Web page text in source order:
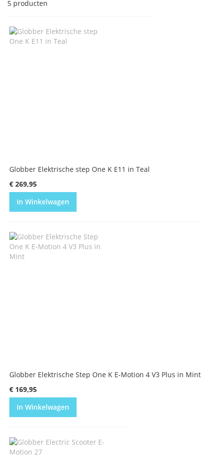
5 producten
Globber Elektrische step One K E11 in Teal
€ 269,95
In Winkelwagen
Globber Elektrische Step One K E-Motion 4 V3 Plus in Mint
€ 169,95
In Winkelwagen